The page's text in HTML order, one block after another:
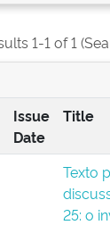
1-1 of 1
Issue
Date
Title
Texto
25: o